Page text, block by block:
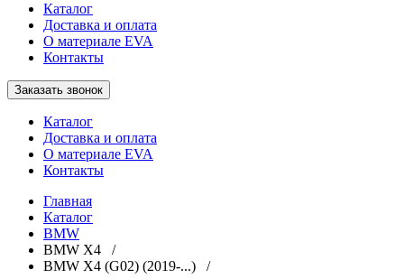
Каталог
Доставка и оплата
О материале EVA
Контакты
Заказать звонок
Каталог
Доставка и оплата
О материале EVA
Контакты
Главная
Каталог
BMW
BMW X4 /
BMW X4 (G02) (2019-...) /